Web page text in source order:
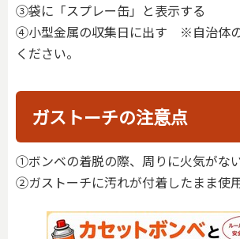
③袋に「スプレー缶」と表示する
➃小型金属の収集日に出す ※自治体
ください。
ガストーチの注意点
①ボンベの着脱の際、周りに火気がな
➁ガストーチに汚れが付着したまま使